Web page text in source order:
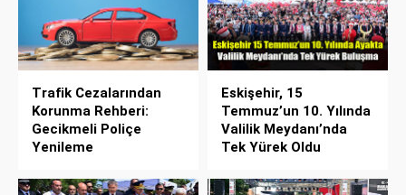
Trafik Cezalarından
Korunma Rehberi:
Gecikmeli Poliçe
Yenileme
Eskişehir, 15
Temmuz’un 10. Yılında
Valilik Meydanı’nda
Tek Yürek Oldu